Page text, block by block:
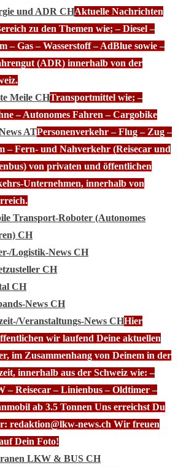
und ADR CHAktuelle Nachrichten
zu den Themen wie; – Diesel –
– Gas – Wasserstoff – AdBlue sowie –
(ADR) innerhalb von der
Meile CHTransportmittel wie; –
– Autonomes Fahren – Cargobike
ATPersonenverkehr – Flug – Zug –
– Fern- und Nahverkehr (Reisecar und
von privaten und öffentlichen
Unternehmen, innerhalb von
Transport-Roboter (Autonomes
CH
Logistik-News CH
CH
CH
News CH
Veranstaltungs-News CHHier
wir laufend Deine aktuellen
im Zusammenhang von Deinem in der
innerhalb aus der Schweiz wie: –
– Reisecar – Linienbus – Oldtimer –
ab 3.5 Tonnen Uns erreichst Du
redaktion@lkw-news.ch Wir freuen
Dein Foto!
LKW & BUS CH